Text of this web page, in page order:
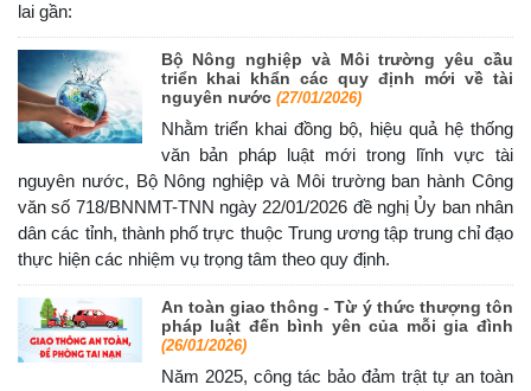
lai gần:
Bộ Nông nghiệp và Môi trường yêu cầu
triển khai khẩn các quy định mới về tài
nguyên nước (27/01/2026)
Nhằm triển khai đồng bộ, hiệu quả hệ thống
văn bản pháp luật mới trong lĩnh vực tài
nguyên nước, Bộ Nông nghiệp và Môi trường ban hành Công
văn số 718/BNNMT-TNN ngày 22/01/2026 đề nghị Ủy ban nhân
dân các tỉnh, thành phố trực thuộc Trung ương tập trung chỉ đạo
thực hiện các nhiệm vụ trọng tâm theo quy định.
An toàn giao thông - Từ ý thức thượng tôn
pháp luật đến bình yên của mỗi gia đình
(26/01/2026)
Năm 2025, công tác bảo đảm trật tự an toàn